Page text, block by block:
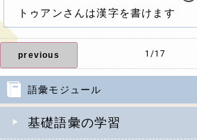
語彙モジュール
基礎語彙の学習
トゥアンさんは漢字を書けます
previous 1/17